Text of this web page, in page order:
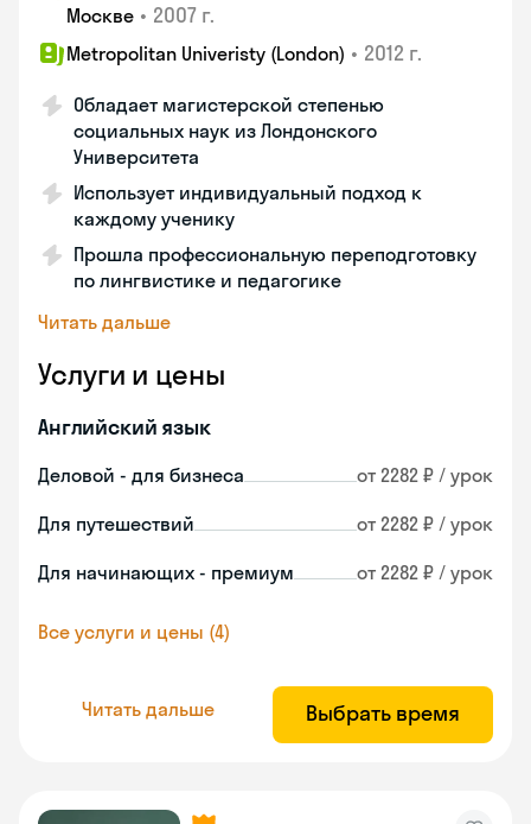
Москве • 2007 г.
Metropolitan Univeristy (London) • 2012 г.
Обладает магистерской степенью
социальных наук из Лондонского
Университета
Использует индивидуальный подход к
каждому ученику
Прошла профессиональную переподготовку
по лингвистике и педагогике
Читать дальше
Услуги и цены
Английский язык
Деловой - для бизнеса от 2282 ₽ / урок
Для путешествий от 2282 ₽ / урок
Для начинающих - премиум от 2282 ₽ / урок
Все услуги и цены (4)
Читать дальше Выбрать время